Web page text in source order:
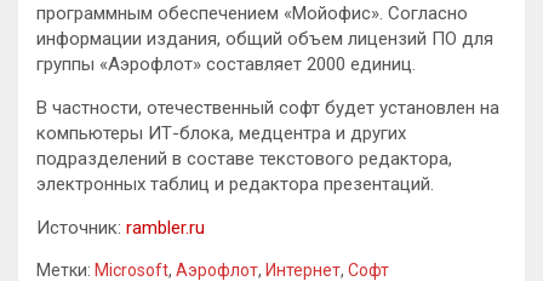
программным обеспечением «Мойофис». Согласно
информации издания, общий объем лицензий ПО для
группы «Аэрофлот» составляет 2000 единиц.
В частности, отечественный софт будет установлен на
компьютеры ИТ-блока, медцентра и других
подразделений в составе текстового редактора,
электронных таблиц и редактора презентаций.
Источник: rambler.ru
Метки: Microsoft, Аэрофлот, Интернет, Софт